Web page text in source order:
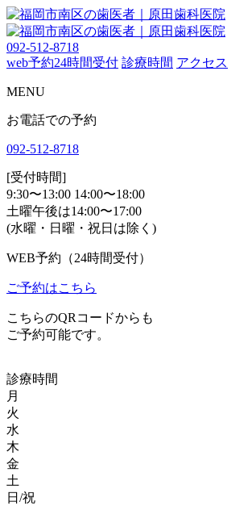
092-512-8718
web予約24時間受付 診療時間 アクセス
MENU
お電話での予約
092-512-8718
[受付時間]
9:30〜13:00 14:00〜18:00
土曜午後は14:00〜17:00
(水曜・日曜・祝日は除く)
WEB予約（24時間受付）
ご予約はこちら
こちらのQRコードからも
ご予約可能です。
診療時間
月
火
水
木
金
土
日/祝